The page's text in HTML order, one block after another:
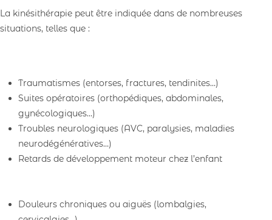
La kinésithérapie peut être indiquée dans de nombreuses
situations, telles que :
Traumatismes (entorses, fractures, tendinites…)
Suites opératoires (orthopédiques, abdominales,
gynécologiques…)
Troubles neurologiques (AVC, paralysies, maladies
neurodégénératives…)
Retards de développement moteur chez l’enfant
Douleurs chroniques ou aiguës (lombalgies,